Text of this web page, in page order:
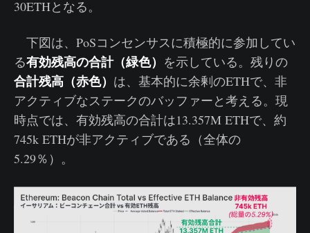
30ETHとなる。
下図は、PoSコンセンサスに積極的に参加してい
る有効残高の合計（緑色） を示している。残りの
合計残高（赤色） は、基本的に余剰のETHで、非
アクティブなステークのバッファーと考える。現
時点では、有効残高の合計は13.357M ETHで、約
745k ETHが非アクティブである（全体の
5.29％）。